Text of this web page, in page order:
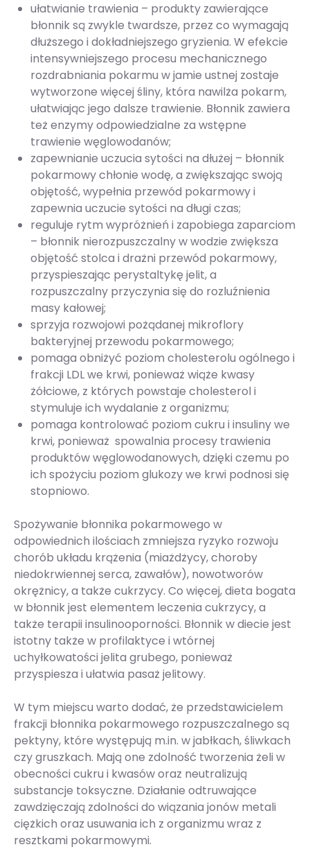
ułatwianie trawienia – produkty zawierające
błonnik są zwykle twardsze, przez co wymagają
dłuższego i dokładniejszego gryzienia. W efekcie
intensywniejszego procesu mechanicznego
rozdrabniania pokarmu w jamie ustnej zostaje
wytworzone więcej śliny, która nawilża pokarm,
ułatwiając jego dalsze trawienie. Błonnik zawiera
też enzymy odpowiedzialne za wstępne
trawienie węglowodanów;
zapewnianie uczucia sytości na dłużej – błonnik
pokarmowy chłonie wodę, a zwiększając swoją
objętość, wypełnia przewód pokarmowy i
zapewnia uczucie sytości na długi czas;
reguluje rytm wypróżnień i zapobiega zaparciom
– błonnik nierozpuszczalny w wodzie zwiększa
objętość stolca i drażni przewód pokarmowy,
przyspieszając perystaltykę jelit, a
rozpuszczalny przyczynia się do rozluźnienia
masy kałowej;
sprzyja rozwojowi pożądanej mikroflory
bakteryjnej przewodu pokarmowego;
pomaga obniżyć poziom cholesterolu ogólnego i
frakcji LDL we krwi, ponieważ wiąże kwasy
żółciowe, z których powstaje cholesterol i
stymuluje ich wydalanie z organizmu;
pomaga kontrolować poziom cukru i insuliny we
krwi, ponieważ spowalnia procesy trawienia
produktów węglowodanowych, dzięki czemu po
ich spożyciu poziom glukozy we krwi podnosi się
stopniowo.
Spożywanie błonnika pokarmowego w
odpowiednich ilościach zmniejsza ryzyko rozwoju
chorób układu krążenia (miażdżycy, choroby
niedokrwiennej serca, zawałów), nowotworów
okrężnicy, a także cukrzycy. Co więcej, dieta bogata
w błonnik jest elementem leczenia cukrzycy, a
także terapii insulinooporności. Błonnik w diecie jest
istotny także w profilaktyce i wtórnej
uchyłkowatości jelita grubego, ponieważ
przyspiesza i ułatwia pasaż jelitowy.
W tym miejscu warto dodać, że przedstawicielem
frakcji błonnika pokarmowego rozpuszczalnego są
pektyny, które występują m.in. w jabłkach, śliwkach
czy gruszkach. Mają one zdolność tworzenia żeli w
obecności cukru i kwasów oraz neutralizują
substancje toksyczne. Działanie odtruwające
zawdzięczają zdolności do wiązania jonów metali
ciężkich oraz usuwania ich z organizmu wraz z
resztkami pokarmowymi.